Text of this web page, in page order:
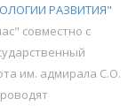
РАЗВИТИЯ"
совместно с
им. адмирала С.О.